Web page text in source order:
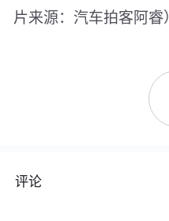
片来源：汽车拍客阿睿）
评论